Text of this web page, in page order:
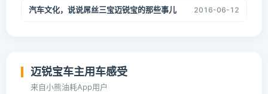
汽车文化，说说屌丝三宝迈锐宝的那些事儿 2016-06-12
迈锐宝车主用车感受
来自小熊油耗App用户